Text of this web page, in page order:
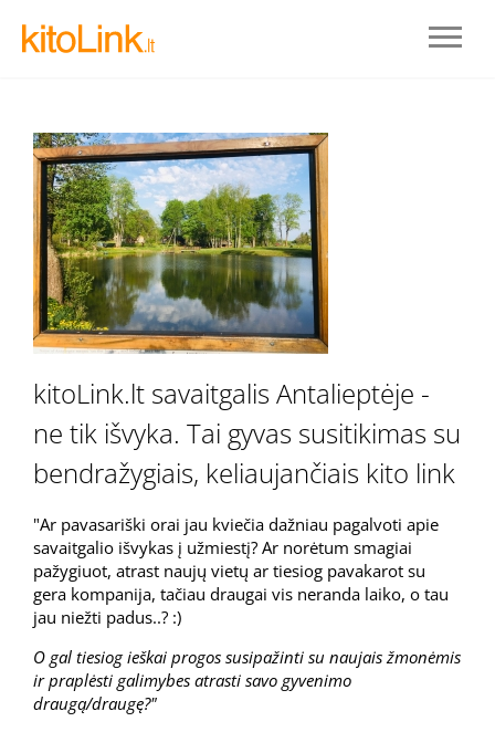
Prisijungti
REGISTRUOTIS
kitoLink.lt savaitgalis Antalieptėje -
ne tik išvyka. Tai gyvas susitikimas su
bendražygiais, keliaujančiais kito link
"Ar pavasariški orai jau kviečia dažniau pagalvoti apie
savaitgalio išvykas į užmiestį? Ar norėtum smagiai
pažygiuot, atrast naujų vietų ar tiesiog pavakarot su
gera kompanija, tačiau draugai vis neranda laiko, o tau
jau niežti padus..? :)
O gal tiesiog ieškai progos susipažinti su naujais žmonėmis
ir praplėsti galimybes atrasti savo gyvenimo
draugą/draugę?"